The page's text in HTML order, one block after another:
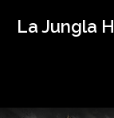
La Jungla